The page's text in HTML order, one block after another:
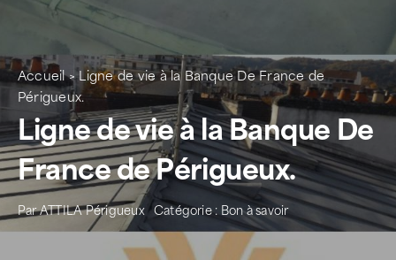
Nos agences
Votre toit
Rejoignez-nous
Accueil>Ligne de vie à la Banque De France de
Périgueux.
Ligne de vie à la Banque De
France de Périgueux.
ParATTILA Périgueux Catégorie : Bon à savoir